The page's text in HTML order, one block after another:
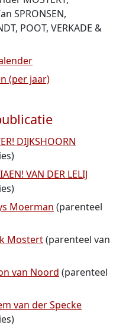
SPRONSEN,
POOT, VERKADE &
(per jaar)
DIJKSHOORN
VAN DER LELIJ
Moerman (parenteel
Mostert(parenteel van
van Noord (parenteel
van der Specke